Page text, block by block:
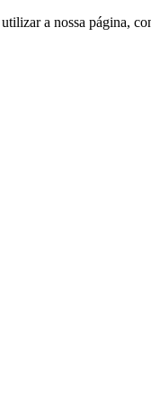
a nossa página,